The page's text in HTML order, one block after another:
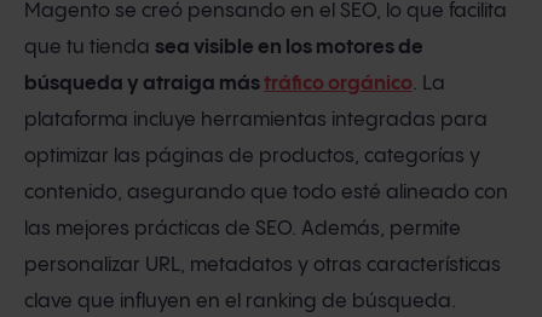
Magento se creó pensando en el SEO, lo que facilita
que tu tienda sea visible en los motores de
búsqueda y atraiga mástráfico orgánico. La
plataforma incluye herramientas integradas para
optimizar las páginas de productos, categorías y
contenido, asegurando que todo esté alineado con
las mejores prácticas de SEO. Además, permite
personalizar URL, metadatos y otras características
clave que influyen en el ranking de búsqueda.